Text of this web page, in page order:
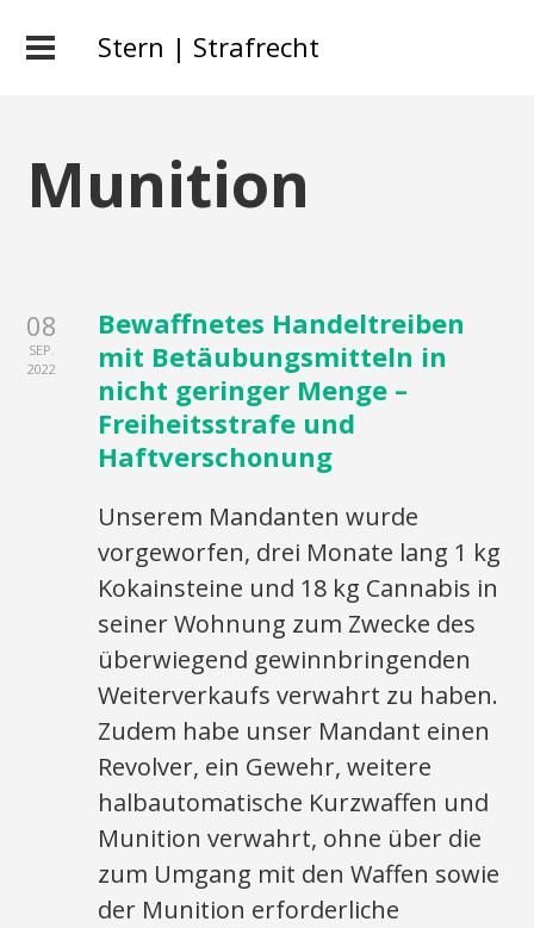
Stern | Strafrecht
Munition
08
SEP.
2022
Bewaffnetes Handeltreiben
mit Betäubungsmitteln in
nicht geringer Menge –
Freiheitsstrafe und
Haftverschonung
Unserem Mandanten wurde
vorgeworfen, drei Monate lang 1 kg
Kokainsteine und 18 kg Cannabis in
seiner Wohnung zum Zwecke des
überwiegend gewinnbringenden
Weiterverkaufs verwahrt zu haben.
Zudem habe unser Mandant einen
Revolver, ein Gewehr, weitere
halbautomatische Kurzwaffen und
Munition verwahrt, ohne über die
zum Umgang mit den Waffen sowie
der Munition erforderliche